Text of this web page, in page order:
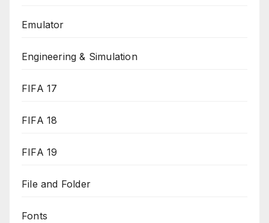
Emulator
Engineering & Simulation
FIFA 17
FIFA 18
FIFA 19
File and Folder
Fonts